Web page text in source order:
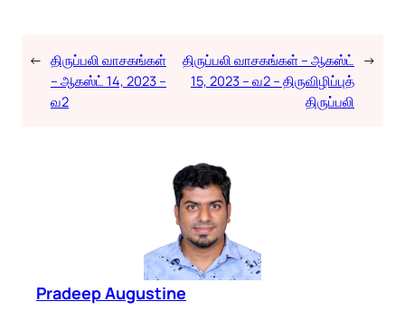
← திருப்பலி வாசகங்கள்
– ஆகஸ்ட் 14, 2023 –
வ2
திருப்பலி வாசகங்கள் – ஆகஸ்ட்
15, 2023 – வ2 – திருவிழிப்புத்
திருப்பலி
→
Pradeep Augustine